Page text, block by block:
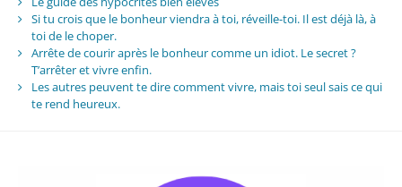
Si tu crois que le bonheur viendra à toi, réveille-toi. Il est déjà là, à
toi de le choper.
Arrête de courir après le bonheur comme un idiot. Le secret ?
T’arrêter et vivre enfin.
Les autres peuvent te dire comment vivre, mais toi seul sais ce qui
te rend heureux.